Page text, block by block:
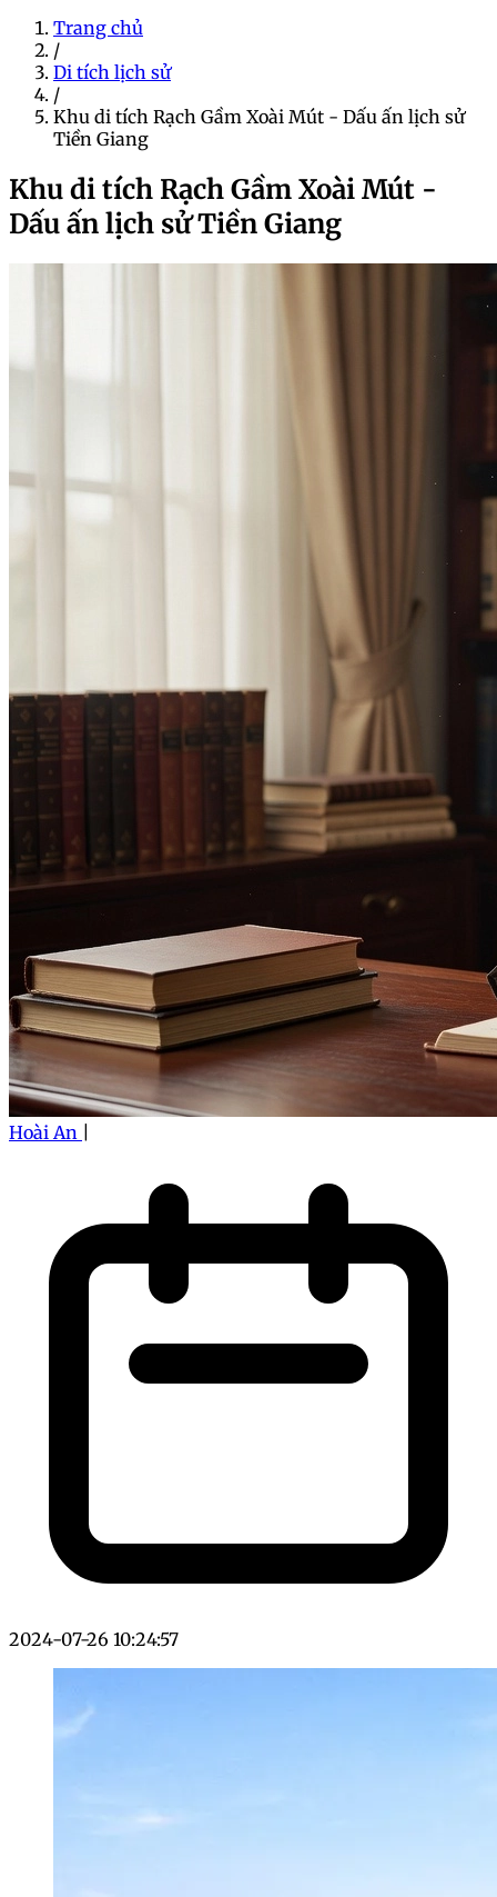
Trang chủ
/
Di tích lịch sử
/
Khu di tích Rạch Gầm Xoài Mút - Dấu ấn lịch sử
Tiền Giang
Khu di tích Rạch Gầm Xoài Mút -
Dấu ấn lịch sử Tiền Giang
Hoài An
2024-07-26 10:24:57